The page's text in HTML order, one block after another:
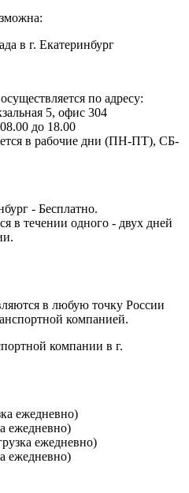
в г. Екатеринбург
по адресу:
5, офис 304
до 18.00
в рабочие дни (ПН-ПТ), СБ-
- Бесплатно.
в течении одного - двух дней
в любую точку России
компанией.
компании в г.
ежедневно)
ежедневно)
ежедневно)
ежедневно)